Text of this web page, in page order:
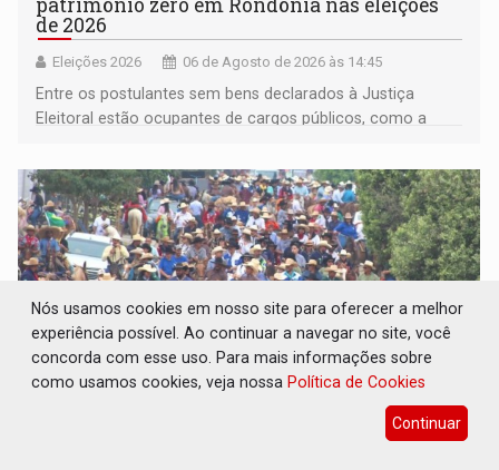
de 2026
Eleições 2026 06 de Agosto de 2026 às 14:45
Entre os postulantes sem bens declarados à Justiça
Eleitoral estão ocupantes de cargos públicos, como a
Pedro Geovar (PP) e a vice-prefeita Magna dos Anjos
(NOVO)
INTERIOR: Ouro Preto do Oeste realiza
Nós usamos cookies em nosso site para oferecer a melhor
experiência possível. Ao continuar a navegar no site, você
concorda com esse uso. Para mais informações sobre
como usamos cookies, veja nossa Política de Cookies
Continuar